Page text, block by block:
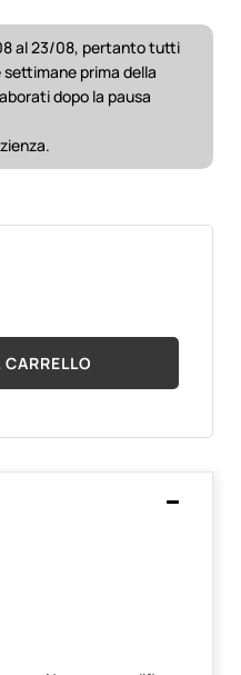
al 23/08, pertanto tutti
prima della
dopo la pausa